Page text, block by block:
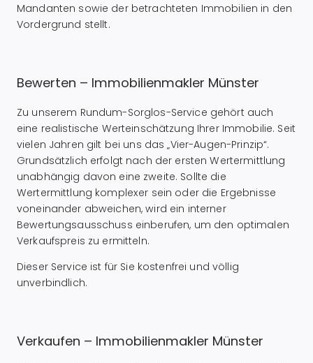
Mandanten sowie der betrachteten Immobilien in den
Vordergrund stellt.
Bewerten – Immobilienmakler Münster
Zu unserem Rundum-Sorglos-Service gehört auch
eine realistische Werteinschätzung Ihrer Immobilie. Seit
vielen Jahren gilt bei uns das „Vier-Augen-Prinzip“.
Grundsätzlich erfolgt nach der ersten Wertermittlung
unabhängig davon eine zweite. Sollte die
Wertermittlung komplexer sein oder die Ergebnisse
voneinander abweichen, wird ein interner
Bewertungsausschuss einberufen, um den optimalen
Verkaufspreis zu ermitteln.
Dieser Service ist für Sie kostenfrei und völlig
unverbindlich.
Verkaufen – Immobilienmakler Münster